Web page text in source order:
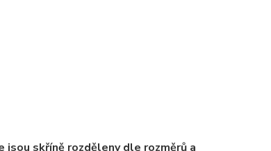
jsou skříně rozděleny dle rozměrů a